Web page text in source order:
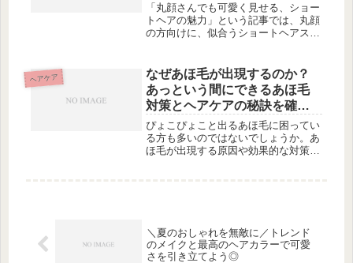
「丸顔さんでも可愛く見せる、ショー
トヘアの魅力」という記事では、丸顔
の方向けに、似合うショートヘアスタ
愛され女子に大変身する方法をお教え
します。まずは、ショートヘアの前髪
ス...
ヘアケア
なぜあほ毛が出現するのか？
あっという間にできるあほ毛
対策とヘアケアの秘訣を確認
しよう！
ぴょこぴょこと出るあほ毛に困ってい
る方も多いのではないでしょうか。あ
ほ毛が出現する原因や効果的な対策、
＼夏のおしゃれを無敵に／トレンド
のメイクと最高のヘアカラーで可愛
さを引き立てよう◎